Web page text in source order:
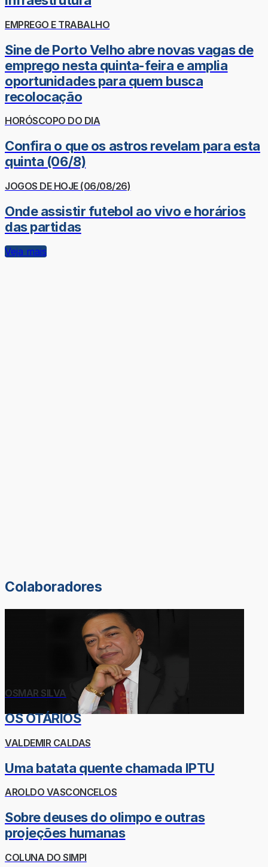
EMPREGO E TRABALHO
Sine de Porto Velho abre novas vagas de
emprego nesta quinta-feira e amplia
oportunidades para quem busca
recolocação
HORÓSCOPO DO DIA
Confira o que os astros revelam para esta
quinta (06/8)
JOGOS DE HOJE (06/08/26)
Onde assistir futebol ao vivo e horários
das partidas
Veja mais
Colaboradores
OSMAR SILVA
OS OTÁRIOS
VALDEMIR CALDAS
Uma batata quente chamada IPTU
AROLDO VASCONCELOS
Sobre deuses do olimpo e outras
projeções humanas
COLUNA DO SIMPI